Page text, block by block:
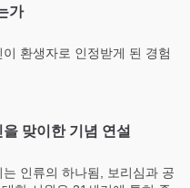
가
환생자로 인정받게 된 경험
맞이한 기념 연설
인류의 하나됨, 보리심과 공